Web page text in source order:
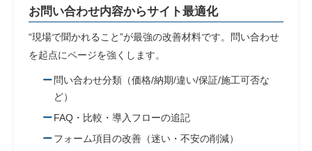
お問い合わせ内容からサイト最適化
“現場で聞かれること”が最強の改善材料です。問い合わせ
を起点にページを強くします。
問い合わせ分類（価格/納期/違い/保証/施工可否な
ど）
FAQ・比較・導入フローの追記
フォーム項目の改善（迷い・不安の削減）